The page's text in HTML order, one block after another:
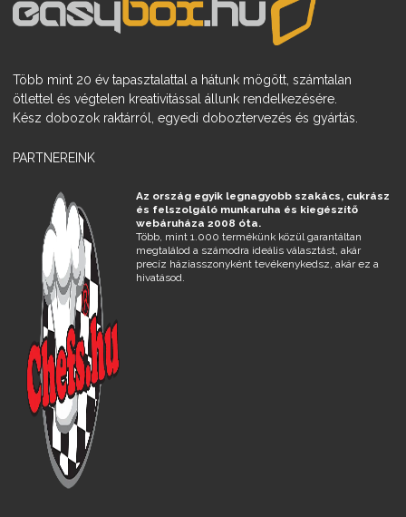
Több mint 20 év tapasztalattal a hátunk mögött, számtalan
ötlettel és végtelen kreativitással állunk rendelkezésére.
Kész dobozok raktárról, egyedi doboztervezés és gyártás.
PARTNEREINK
Az ország egyik legnagyobb szakács, cukrász
és felszolgáló munkaruha és kiegészítő
webáruháza 2008 óta.
Több, mint 1.000 termékünk közül garantáltan
megtalálod a számodra ideális választást, akár
precíz háziasszonyként tevékenykedsz, akár ez a
hivatásod.